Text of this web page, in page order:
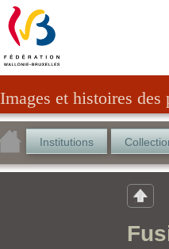
Images et histoires
Institutions